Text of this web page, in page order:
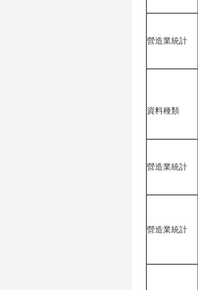
營造業統計
資料種類
營造業統計
營造業統計